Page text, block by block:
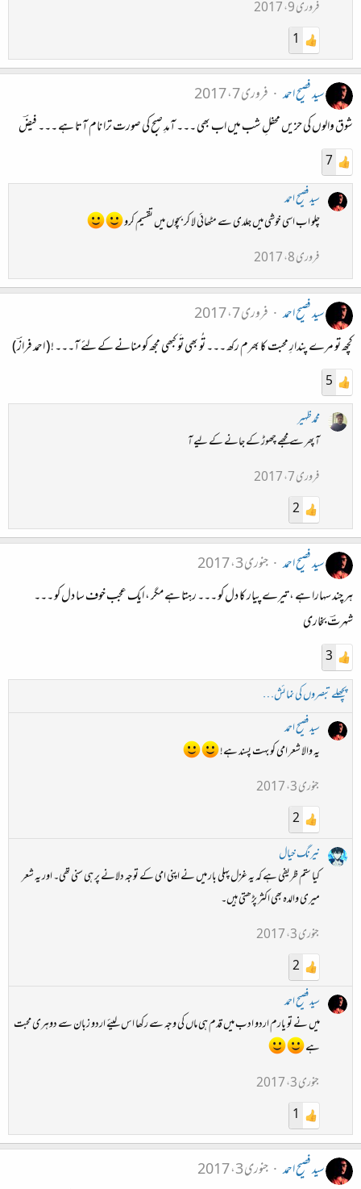
فروری 9، 2017
1
سید فصیح احمد
فروری 7، 2017
شوق والوں کی حزیں محفلِ شب میں اب بھی ۔۔۔ آمدِ صبح کی صورت ترا نام آتا ہے ۔۔۔ فیضؔ
7
سید فصیح احمد
چلو اب اسی خوشی میں جلدی سے مٹھائی لا کر بچوں میں تقسیم کرو
فروری 8، 2017
سید فصیح احمد
فروری 7، 2017
کچھ تو مرے پندارِ محبت کا بھرم رکھ ۔۔۔ تُو بھی تَو کبھی مجھ کو منانے کے لئے آ۔۔۔ ! ( احمد فرازؔ )
5
محمدظہیر
آ پھر سے مجھے چھوڑ کے جانے کے لیے آ
فروری 7، 2017
2
سید فصیح احمد
جنوری 3، 2017
ہر چند سہارا ہے ، تیرے پیار کا دل کو ۔۔۔ رہتا ہے مگر ، ایک عجب خوف سا دل کو ۔۔۔
شہرتؔ بخاری
3
پچھلے تبصروں کی نمائش…
سید فصیح احمد
یہ والا شعر امی کو بہت پسند ہے!
جنوری 3، 2017
2
نیرنگ خیال
کیا ستم ظریفی ہے کہ یہ غزل پہلی بار میں نے اپنی امی کے توجہ دلانے پر ہی سنی تھی۔ اور یہ شعر
میری والدہ بھی اکثر پڑھتی ہیں۔
جنوری 3، 2017
2
سید فصیح احمد
میں نے تو یارم اردو ادب میں قدم ہی ماں کی وجہ سے رکھا اس لیئے اردو زبان سے دوہری محبت
ہے
جنوری 3، 2017
1
سید فصیح احمد
جنوری 3، 2017